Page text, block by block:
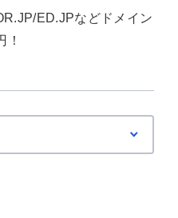
ED.JPなどドメイン
！